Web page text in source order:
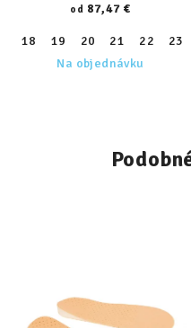
od 87,47 €
18 19 20 21 22 23
Na objednávku